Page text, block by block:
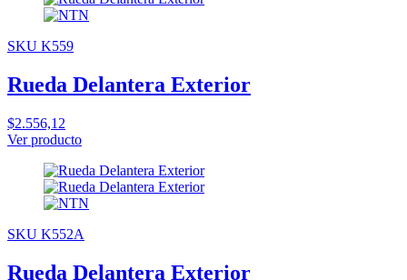
SKU K559
Rueda Delantera Exterior
$2.556,12
Ver producto
SKU K552A
Rueda Delantera Exterior